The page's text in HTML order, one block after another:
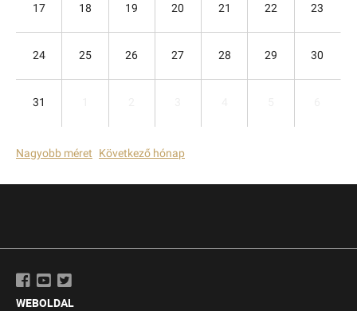
17 18 19 20 21 22 23
24 25 26 27 28 29 30
31
Nagyobb méret Következő hónap
WEBOLDAL